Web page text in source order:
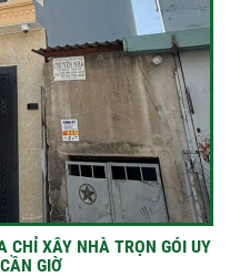
CHỈ XÂY NHÀ TRỌN GÓI UY
GIỜ